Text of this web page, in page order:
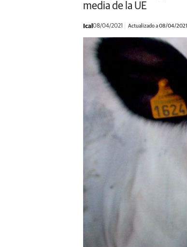
media de la UE
Ical 08/04/2021 Actualizado a 08/04/2021